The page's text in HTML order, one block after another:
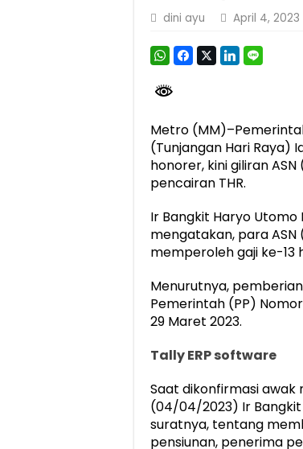
Berkontribusi terhadap
Jasa Raharja dan Korlantas
Festival Literasi Lampung
dini ayu April 4, 2023
Metro
(Tunjangan Hari Raya)
honorer, kini giliran
pencairan THR.
Ir Bangkit Haryo
mengatakan, para
memperoleh gaji ke-13
Menurutnya,
Pemerintah (PP)
29 Maret 2023.
Tally ERP software
Saat dikonfirmasi awak
(04/04/2023) Ir Bangkit
suratnya, tentang
pensiunan, penerima